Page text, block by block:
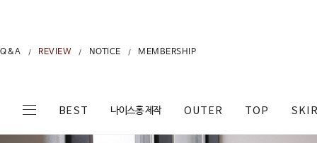
Q&A / REVIEW / NOTICE / MEMBERSHIP
BEST 나이스홍 제작 OUTER TOP